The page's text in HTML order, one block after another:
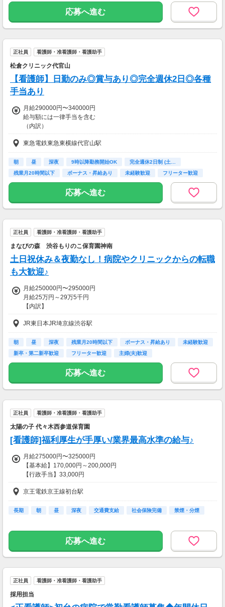
応募へ進む
正社員 看護師・准看護師・看護助手
松倉クリニック代官山
【看護師】日勤のみ◎賞与あり◎完全週休2日◎各種
手当あり
月給290000円〜340000円
給与額には一律手当を含む
（内訳）
■役職手当(10,000円/月)
■皆勤手当(10,000円/月)
■昇給：年1回
一部支給
東急電鉄東急東横線代官山駅
朝 昼 深夜 9時以降勤務開始OK
完全週休2日制 (土…
残業月20時間以下
ボーナス・昇給あり 未経験歓迎 フリーター歓迎
応募へ進む
正社員 看護師・准看護師・看護助手
まなびの森 渋谷もりのこ保育園神南
土日祝休み＆夜勤なし！病院やクリニックからの転職
も大歓迎♪
月給250000円〜295000円
月給25万円～29万5千円
【内訳】
基本給：21万円～22万円
調整手当：3万円～6万5千円
固定残業代 1万円(5時間分）
※固定残業代は、時間外労働の有無にかかわらず支給。
超過分は別途支給。
JR東日本JR埼京線渋谷駅
朝 昼 深夜 残業月20時間以下 ボーナス・昇給あり
未経験歓迎
新卒・第二新卒歓迎
フリーター歓迎 主婦(夫)歓迎
応募へ進む
正社員 看護師・准看護師・看護助手
太陽の子 代々木西参道保育園
[看護師]福利厚生が手厚い/業界最高水準の給与♪
月給275000円〜325000円
【基本給】170,000円～200,000円
【行政手当】33,000円
【資格手当】3,000円
【処遇改善手当】5,000円
※支給規定あり
昇給年1回（本人評価、会社業績により支給）賞与年3カ月分（7月・1
2月）
一部支給
京王電鉄京王線初台駅
長期 朝 昼 深夜 交通費支給 社会保険完備 禁煙・分煙
応募へ進む
正社員 看護師・准看護師・看護助手
採用担当